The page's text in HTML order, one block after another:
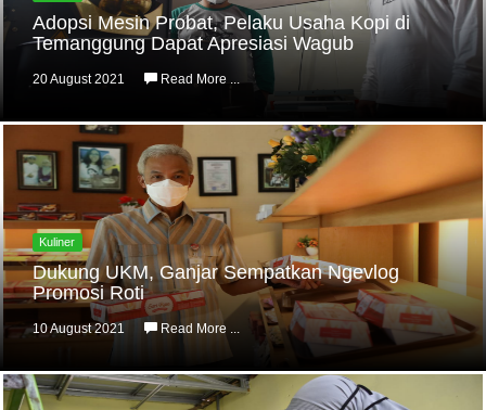
Adopsi Mesin Probat, Pelaku Usaha Kopi di
Temanggung Dapat Apresiasi Wagub
20 August 2021 Read More ...
Kuliner
Dukung UKM, Ganjar Sempatkan Ngevlog
Promosi Roti
10 August 2021 Read More ...